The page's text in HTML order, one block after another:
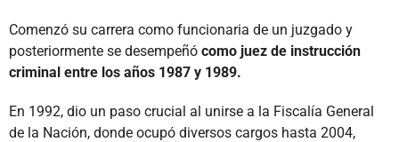
Comenzó su carrera como funcionaria de un juzgado y
posteriormente se desempeñó como juez de instrucción
criminal entre los años 1987 y 1989.
En 1992, dio un paso crucial al unirse a la Fiscalía General
de la Nación, donde ocupó diversos cargos hasta 2004,